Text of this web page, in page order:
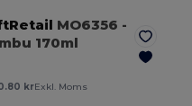
MO6356 -
170ml
krExkl. Moms